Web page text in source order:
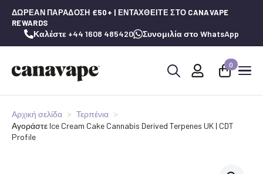
ΔΩΡΕΆΝ ΠΑΡΆΔΟΣΗ £50+ | ΕΝΤΑΧΘΕΊΤΕ ΣΤΟ CANAVAPE
REWARDS
Καλέστε +44 1608 485420 Συνομιλία στο WhatsApp
0
Αρχική σελίδα
Τερπένια
Αγοράστε Ice Cream Cake Cannabis Derived Terpenes UK | CDT
Profile